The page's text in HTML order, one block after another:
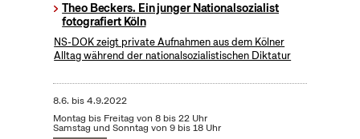
Theo Beckers. Ein junger Nationalsozialist
fotografiert Köln
NS-DOK zeigt private Aufnahmen aus dem Kölner
Alltag während der nationalsozialistischen Diktatur
8.6. bis4.9.2022
Montag bis Freitag von 8 bis 22 Uhr
Samstag und Sonntag von 9 bis 18 Uhr